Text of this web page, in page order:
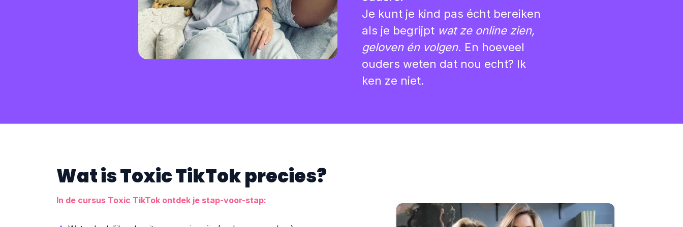
Je kunt je kind pas écht bereiken
als je begrijpt wat ze online zien,
geloven én volgen. En hoeveel
ouders weten dat nou echt? Ik
ken ze niet.
Wat is Toxic TikTok precies?
In de cursus Toxic TikTok ontdek je stap-voor-stap: